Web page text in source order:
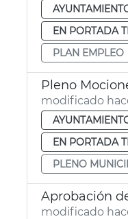
EN PORTADA
PLAN EMPLEO
Pleno
modificado
EN PORTADA
PLENO
Aprobación
modificado